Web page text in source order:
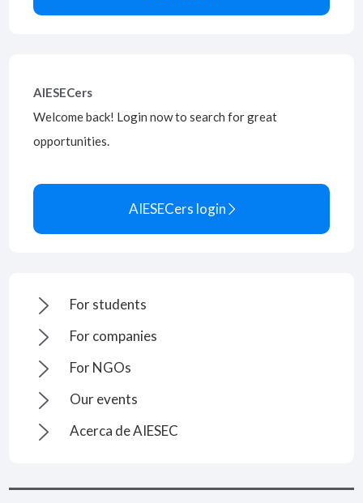
AIESECers
Welcome back! Login now to search for great
opportunities.
AIESECers login 
For students
For companies
For NGOs
Our events
Acerca de AIESEC